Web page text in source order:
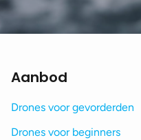
Aanbod
Drones voor gevorderden
Drones voor beginners